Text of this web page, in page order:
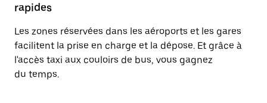
rapides
Les zones réservées dans les aéroports et les gares
facilitent la prise en charge et la dépose. Et grâce à
l'accès taxi aux couloirs de bus, vous gagnez
du temps.